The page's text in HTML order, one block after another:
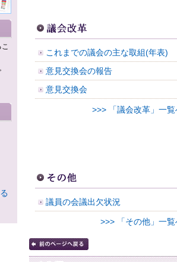
これまでの議会の主な取組(年表)
意見交換会の報告
意見交換会
>>> 「議会改革」一覧
議員の会議出欠状況
>>> 「その他」一覧